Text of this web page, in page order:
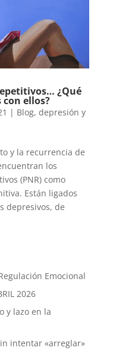
¿Qué
ellos?
| Blog, depresión y
y la recurrencia de
los
(PNR) como
Están ligados
depresivos, de
Emocional
2026
y lazo en la
intentar «arreglar»